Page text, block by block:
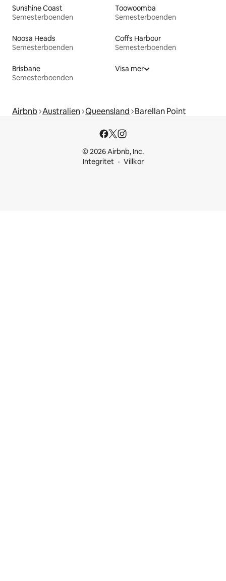
Sunshine Coast
Semesterboenden
Toowoomba
Semesterboenden
Noosa Heads
Semesterboenden
Coffs Harbour
Semesterboenden
Brisbane
Semesterboenden
Visa mer
Airbnb Australien Queensland Barellan Point
© 2026 Airbnb, Inc.
Integritet
Villkor